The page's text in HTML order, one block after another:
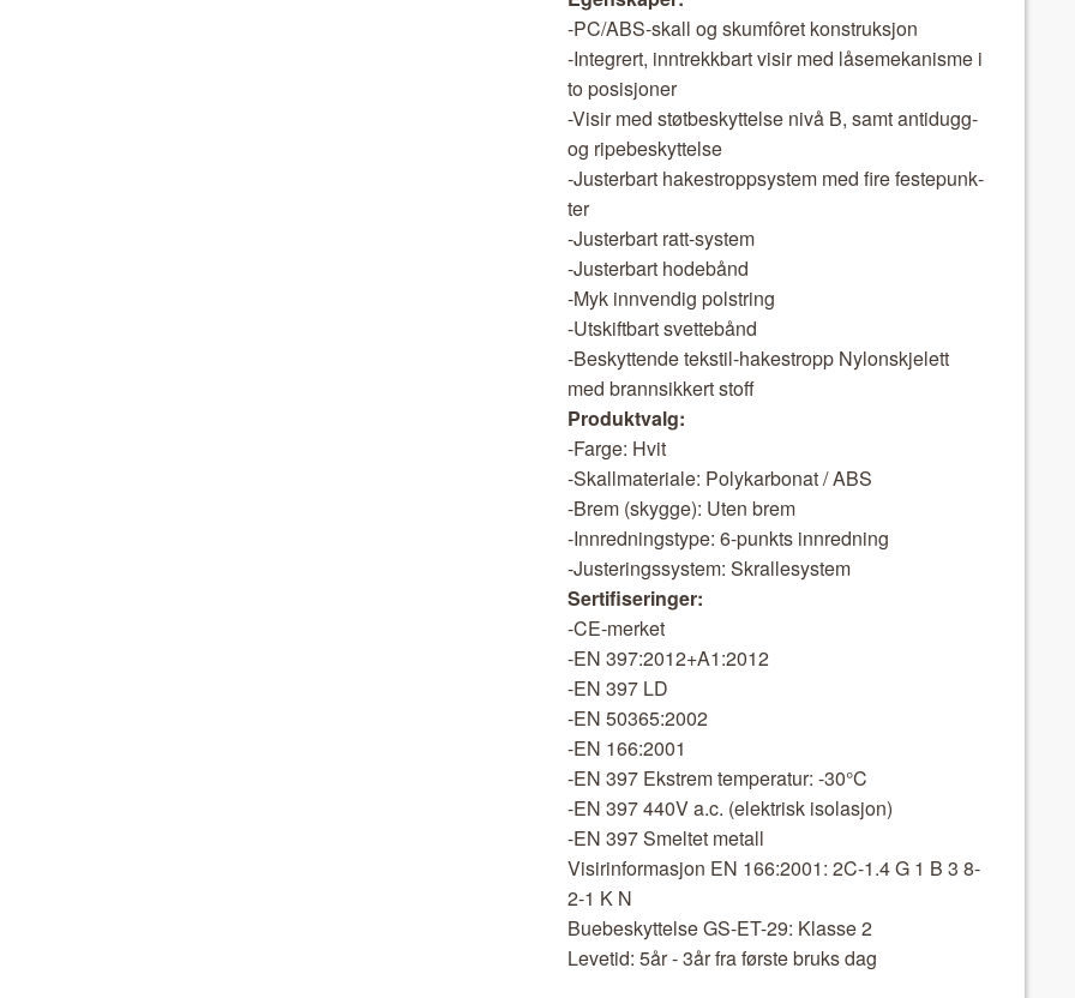
-PC/ABS-skall og skum­fôret kon­struk­sjon
-Inte­gr­ert, inntrekkbart visir med låse­mekanisme i
to posisjon­er
-Visir med støtbeskyt­telse nivå B, samt antidugg-
og ripebeskyt­telse
-Juster­bart hake­stropp­sys­tem med fire fes­tepunk­
ter
-Juster­bart ratt-sys­tem
-Juster­bart hode­bånd
-Myk innvendig pol­string
-Utskift­bart svet­te­bånd
-Beskyt­tende tek­stil-hake­stropp Nylon­skjelett
med brannsikkert stoff
Pro­duk­t­valg:
-Farge: Hvit
-Skall­ma­te­ri­ale: Polykar­bon­at / ABS
-Brem (skygge): Uten brem
-Innred­ningstype: 6-punk­ts innred­ning
-Jus­ter­ingssys­tem: Skrallesys­tem
Ser­ti­fis­eringer:
-CE-mer­ket
-EN 397:2012+A1:2012
-EN 397 LD
-EN 50365:2002
-EN 166:2001
-EN 397 Ekstrem tem­per­atur: -30°C
-EN 397 440V a.c. (elek­trisk iso­lasjon)
-EN 397 Smeltet met­all
Visir­in­for­masjon EN 166:2001: 2C-1.4 G 1 B 3 8-
2-1 K N
Buebeskyt­telse GS-ET-29: Klasse 2
Lev­etid: 5år - 3år fra første bruks dag